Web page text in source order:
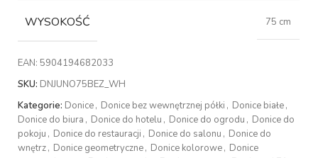
WYSOKOŚĆ 75 cm
EAN: 5904194682033
SKU: DNJUNO75BEZ_WH
Kategorie: Donice, Donice bez wewnętrznej półki , Donice białe,
Donice do biura , Donice do hotelu , Donice do ogrodu , Donice do
pokoju , Donice do restauracji , Donice do salonu , Donice do
wnętrz, Donice geometryczne, Donice kolorowe, Donice